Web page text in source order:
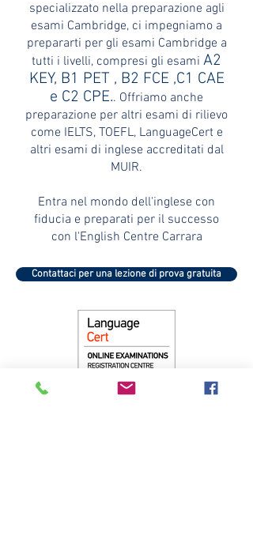
specializzato nella preparazione agli
esami Cambridge, ci impegniamo a
prepararti per gli esami Cambridge a
tutti i livelli, compresi gli esami A2
KEY, B1 PET , B2 FCE ,C1 CAE
e C2 CPE.. Offriamo anche
preparazione per altri esami di rilievo
come IELTS, TOEFL, LanguageCert e
altri esami di inglese accreditati dal
MUIR.
Entra nel mondo dell'inglese con
fiducia e preparati per il successo
con l'English Centre Carrara
Contattaci per una lezione di prova gratuita